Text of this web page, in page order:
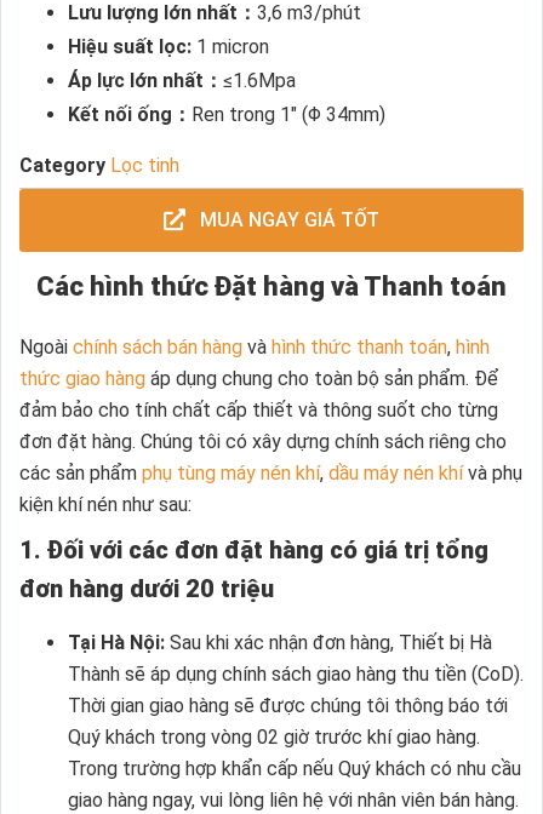
Lưu lượng lớn nhất： 3,6 m3/phút
Hiệu suất lọc: 1 micron
Áp lực lớn nhất： ≤1.6Mpa
Kết nối ống： Ren trong 1″ (Φ 34mm)
Category Lọc tinh
MUA NGAY GIÁ TỐT
Các hình thức Đặt hàng và Thanh toán
Ngoài chính sách bán hàng và hình thức thanh toán, hình
thức giao hàng áp dụng chung cho toàn bộ sản phẩm. Để
đảm bảo cho tính chất cấp thiết và thông suốt cho từng
đơn đặt hàng. Chúng tôi có xây dựng chính sách riêng cho
các sản phẩm phụ tùng máy nén khí, dầu máy nén khívà phụ
kiện khí nén như sau:
1. Đối với các đơn đặt hàng có giá trị tổng
đơn hàng dưới 20 triệu
Tại Hà Nội: Sau khi xác nhận đơn hàng, Thiết bị Hà
Thành sẽ áp dụng chính sách giao hàng thu tiền (CoD).
Thời gian giao hàng sẽ được chúng tôi thông báo tới
Quý khách trong vòng 02 giờ trước khí giao hàng.
Trong trường hợp khẩn cấp nếu Quý khách có nhu cầu
giao hàng ngay, vui lòng liên hệ với nhân viên bán hàng.